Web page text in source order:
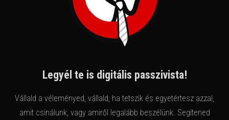
Legyél te is digitális passzivista!
Vállald a véleményed, vállald, ha tetszik és egyetértesz azzal,
amit csinálunk, vagy amiről legalább beszélünk. Segítened